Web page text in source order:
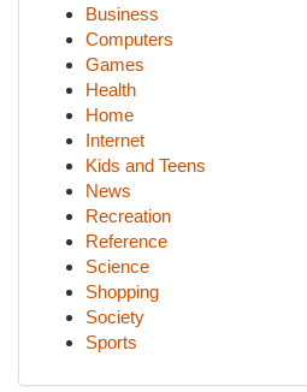
Business
Computers
Games
Health
Home
Internet
Kids and Teens
News
Recreation
Reference
Science
Shopping
Society
Sports